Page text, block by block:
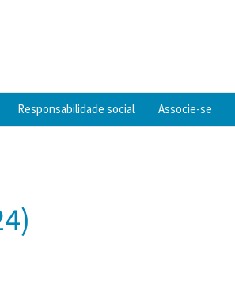
Responsabilidade social Associe-se